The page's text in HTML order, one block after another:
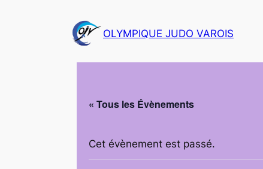
OLYMPIQUE JUDO VAROIS
« Tous les Évènements
Cet évènement est passé.